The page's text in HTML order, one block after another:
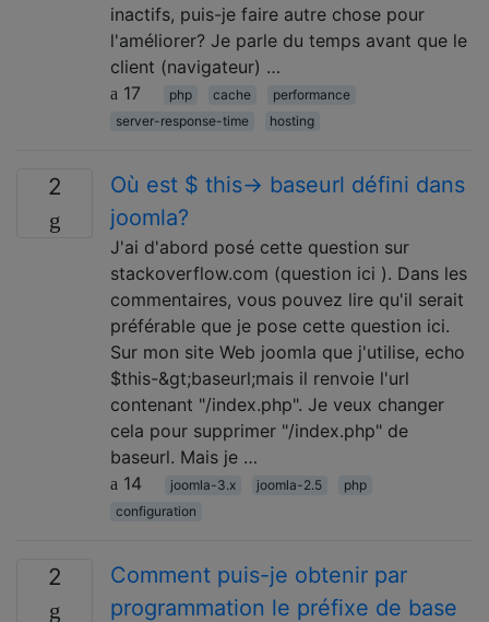
inactifs, puis-je faire autre chose pour
l'améliorer? Je parle du temps avant que le
client (navigateur) …
17
php cache
performance
server-response-time
hosting
2
Où est $ this-> baseurl défini dans
joomla?
J'ai d'abord posé cette question sur
stackoverflow.com (question ici ). Dans les
commentaires, vous pouvez lire qu'il serait
préférable que je pose cette question ici.
Sur mon site Web joomla que j'utilise, echo
$this-&gt;baseurl;mais il renvoie l'url
contenant "/index.php". Je veux changer
cela pour supprimer "/index.php" de
baseurl. Mais je …
14
joomla-3.x joomla-2.5
php
configuration
2
Comment puis-je obtenir par
programmation le préfixe de base